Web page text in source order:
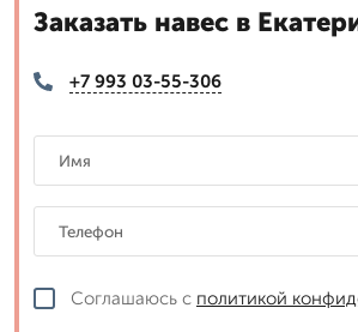
Заказать навес в
+7 993 03-55-306
Соглашаюсь с политикой